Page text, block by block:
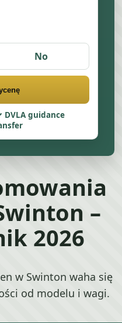
No
DVLA guidance
–
2026
w Swinton waha się
od modelu i wagi.